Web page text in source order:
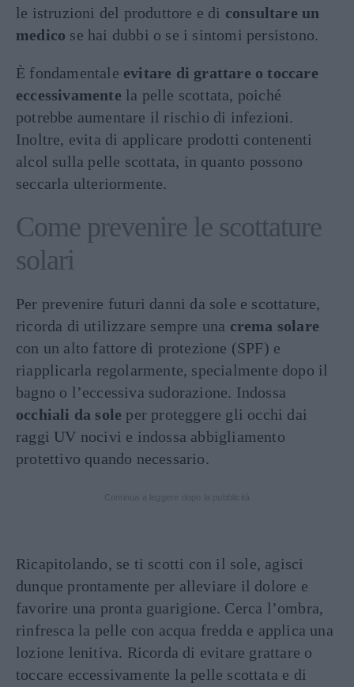
le istruzioni del produttore e di consultare un
medico se hai dubbi o se i sintomi persistono.
È fondamentale evitare di grattare o toccare
eccessivamente la pelle scottata, poiché
potrebbe aumentare il rischio di infezioni.
Inoltre, evita di applicare prodotti contenenti
alcol sulla pelle scottata, in quanto possono
seccarla ulteriormente.
Come prevenire le scottature
solari
Per prevenire futuri danni da sole e scottature,
ricorda di utilizzare sempre una crema solare
con un alto fattore di protezione (SPF) e
riapplicarla regolarmente, specialmente dopo il
bagno o l’eccessiva sudorazione. Indossa
occhiali da sole per proteggere gli occhi dai
raggi UV nocivi e indossa abbigliamento
protettivo quando necessario.
Ricapitolando, se ti scotti con il sole, agisci
dunque prontamente per alleviare il dolore e
favorire una pronta guarigione. Cerca l’ombra,
rinfresca la pelle con acqua fredda e applica una
lozione lenitiva. Ricorda di evitare grattare o
toccare eccessivamente la pelle scottata e di